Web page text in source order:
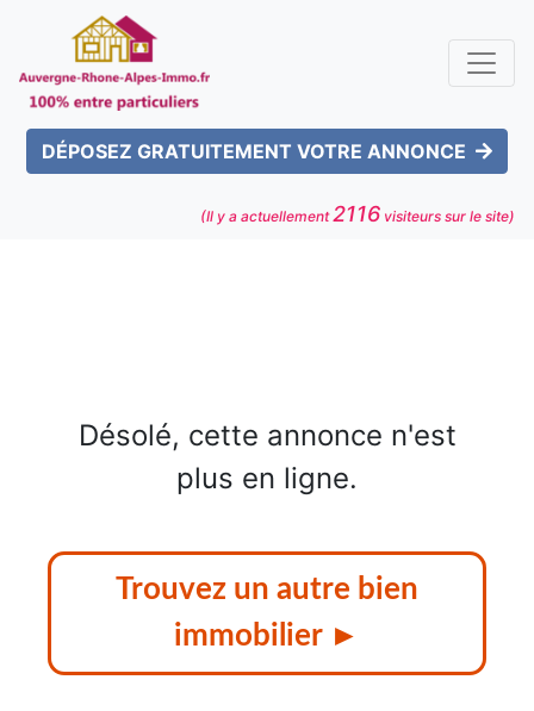
DÉPOSEZ GRATUITEMENT VOTRE ANNONCE
(Il y a actuellement2116 visiteurs sur le site)
Désolé, cette annonce n'est
plus en ligne.
Trouvez un autre bien
immobilier ►